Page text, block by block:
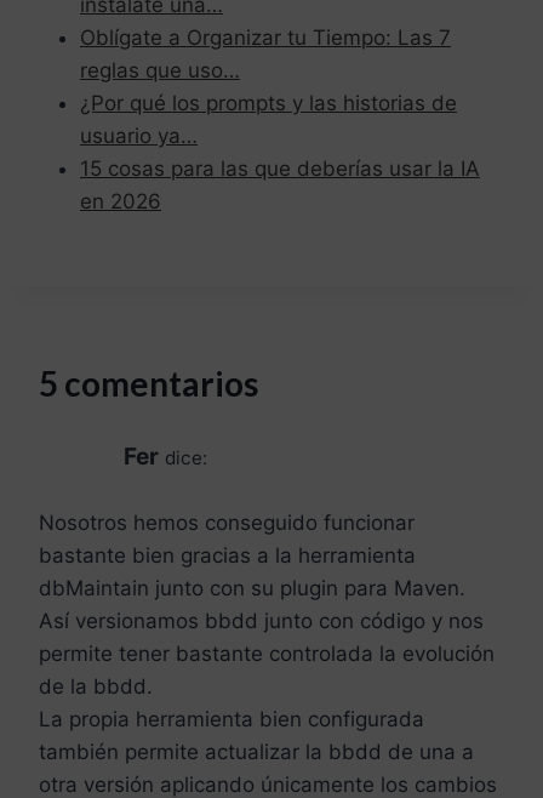
Oblígate a Organizar tu Tiempo: Las 7
reglas que uso…
¿Por qué los prompts y las historias de
usuario ya…
15 cosas para las que deberías usar la IA
en 2026
5 comentarios
Fer dice:
Nosotros hemos conseguido funcionar
bastante bien gracias a la herramienta
dbMaintain junto con su plugin para Maven.
Así versionamos bbdd junto con código y nos
permite tener bastante controlada la evolución
de la bbdd.
La propia herramienta bien configurada
también permite actualizar la bbdd de una a
otra versión aplicando únicamente los cambios